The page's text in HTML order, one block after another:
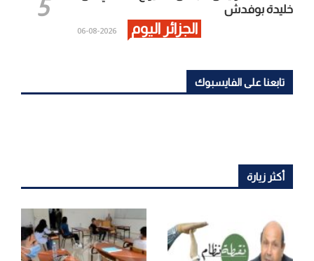
خليدة بوفدش
الجزائر اليوم 2026-08-06
تابعنا على الفايسبوك
أكثر زيارة